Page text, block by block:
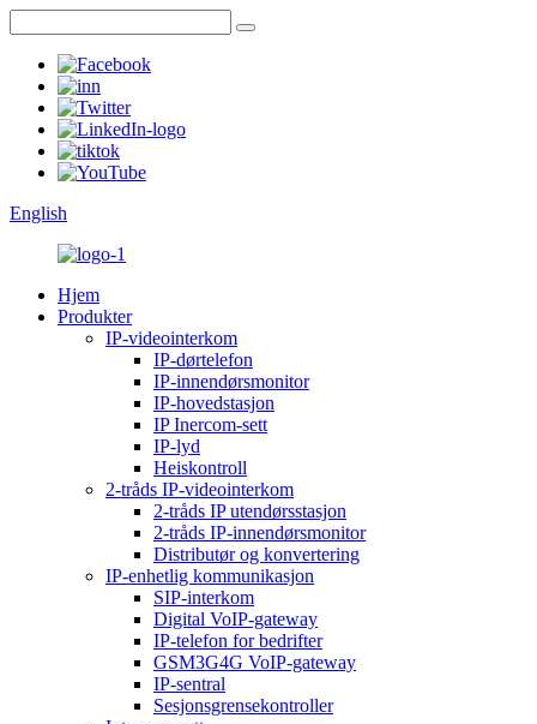
English
Hjem
Produkter
IP-videointerkom
IP-dørtelefon
IP-innendørsmonitor
IP-hovedstasjon
IP Inercom-sett
IP-lyd
Heiskontroll
2-tråds IP-videointerkom
2-tråds IP utendørsstasjon
2-tråds IP-innendørsmonitor
Distributør og konvertering
IP-enhetlig kommunikasjon
SIP-interkom
Digital VoIP-gateway
IP-telefon for bedrifter
GSM3G4G VoIP-gateway
IP-sentral
Sesjonsgrensekontroller